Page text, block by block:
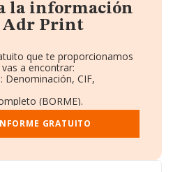
la información
Adr Print
que te proporcionamos
a encontrar:
Denominación, CIF,
(BORME).
Ventas y Empleados.
y Administradores.
GRATUITO